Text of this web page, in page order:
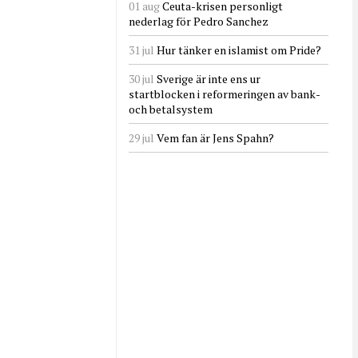
01 augCeuta-krisen personligt
nederlag för Pedro Sanchez
31 jul Hur tänker en islamist om Pride?
30 jul Sverige är inte ens ur
startblocken i reformeringen av bank-
och betalsystem
29 jul Vem fan är Jens Spahn?